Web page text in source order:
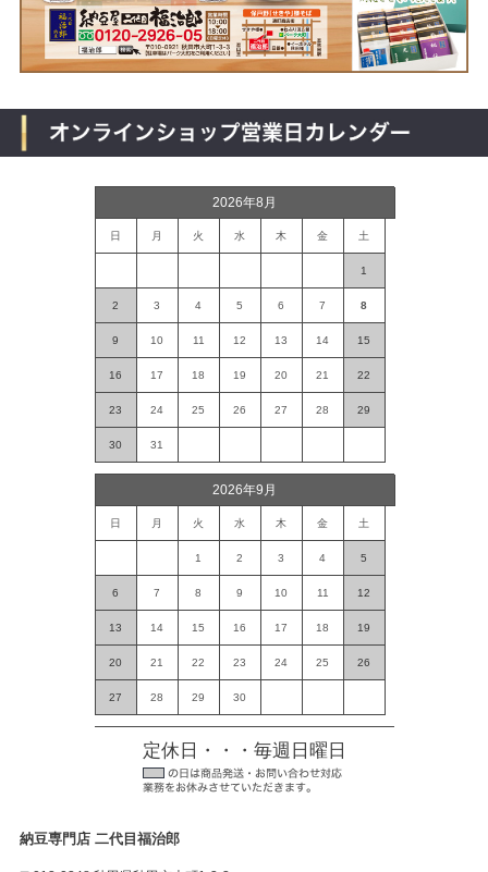
2026年8月
日 月 火 水 木 金 土
1
2 3 4 5 6 7 8
9 10 11 12 13 14 15
16 17 18 19 20 21 22
23 24 25 26 27 28 29
30 31
2026年9月
日 月 火 水 木 金 土
1 2 3 4 5
6 7 8 9 10 11 12
13 14 15 16 17 18 19
20 21 22 23 24 25 26
27 28 29 30
定休日・・・毎週日曜日
納豆専門店 二代目福治郎